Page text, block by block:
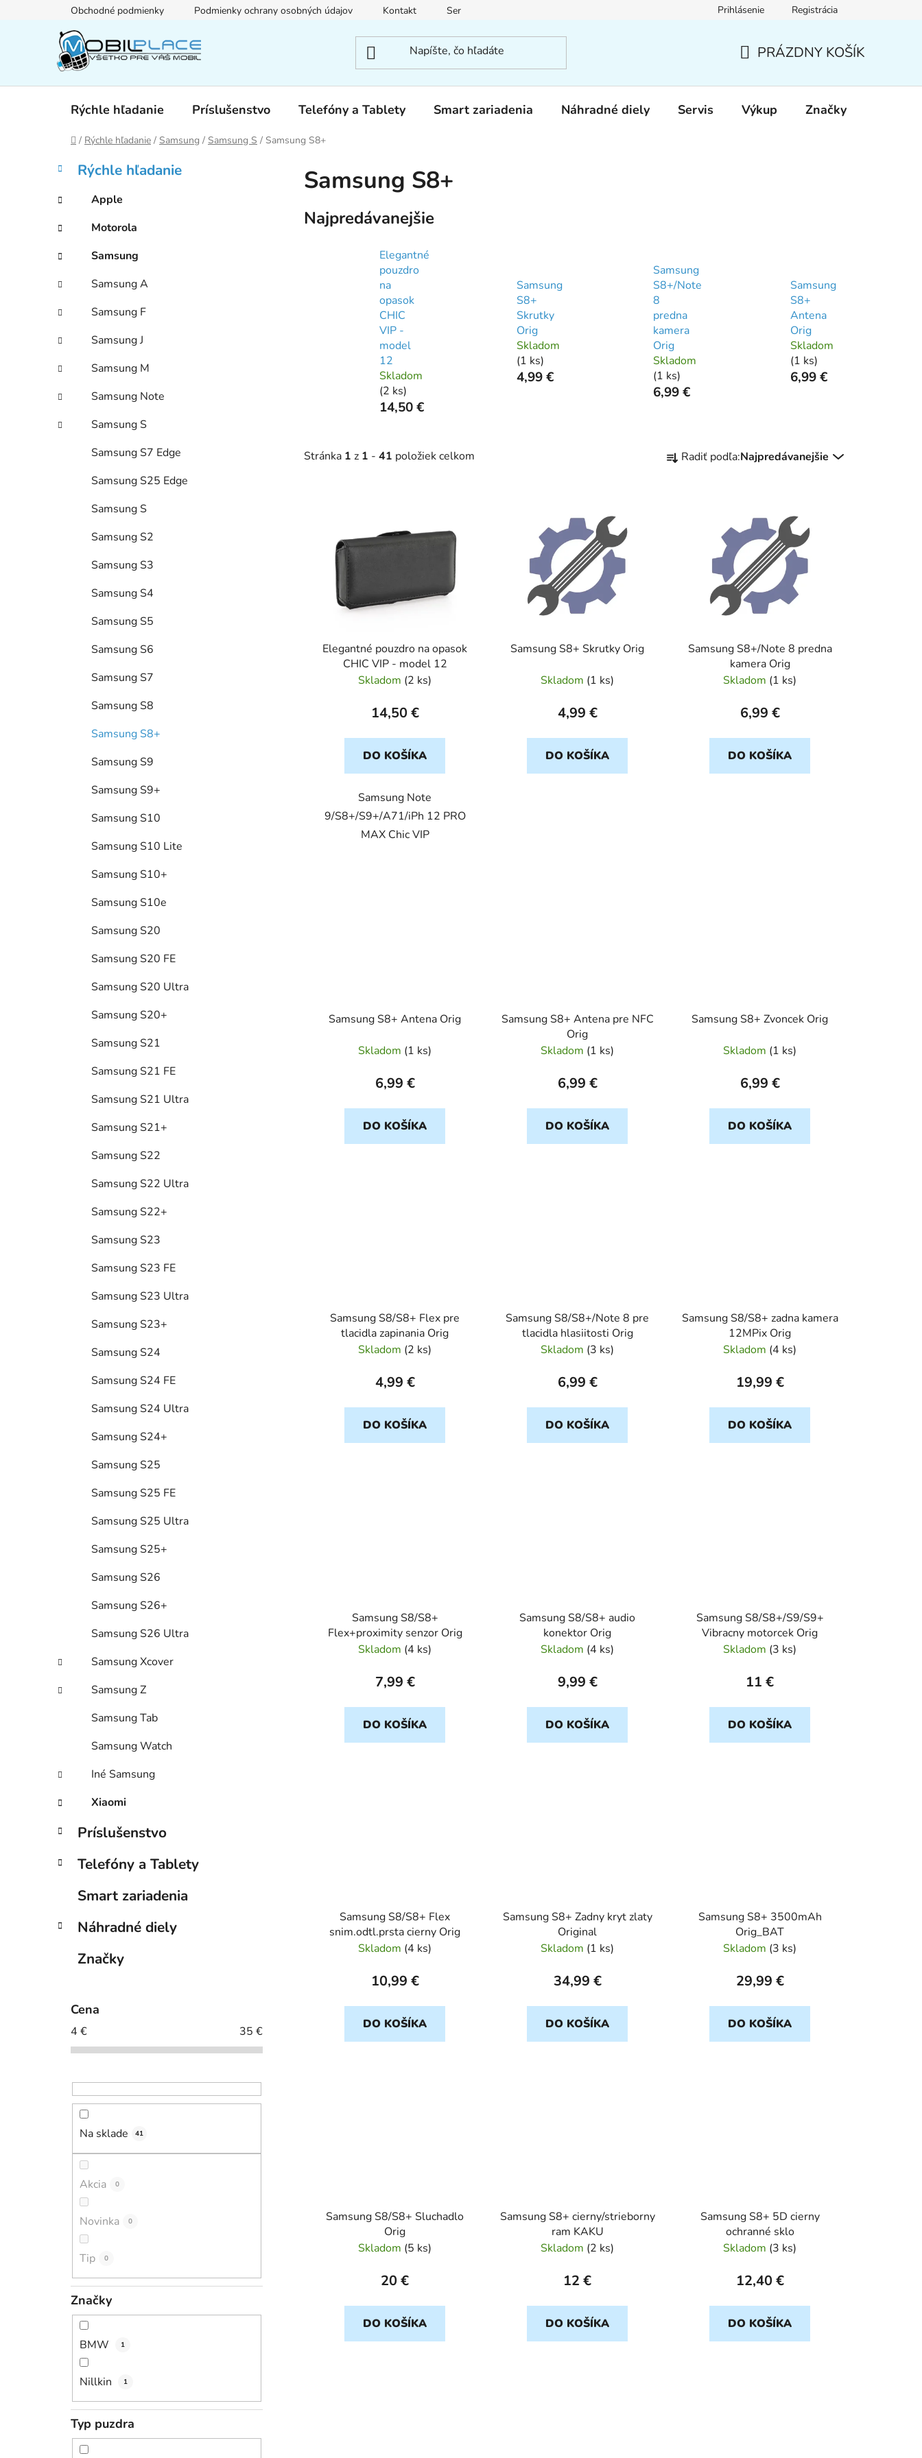
Obchodné podmienky Podmienky ochrany osobných údajov Kontakt Servis Prihlásenie Registrácia
KOŠÍK
PRÁZDNY KOŠÍK
Rýchle hľadanie Príslušenstvo Telefóny a Tablety Smart zariadenia Náhradné diely Servis Výkup Značky
Domov
/ Rýchle hľadanie / Samsung / Samsung S / Samsung S8+
B
č
ý
p
n
e
l
Preskočiť
kategórie
K
a
e
g
ó
r
e
Rýchle hľadanie
Apple
Motorola
Samsung
Samsung A
Samsung F
Samsung J
Samsung M
Samsung Note
Samsung S
Samsung S7 Edge
Samsung S25 Edge
Samsung S
Samsung S2
Samsung S3
Samsung S4
Samsung S5
Samsung S6
Samsung S7
Samsung S8
Samsung S8+
Samsung S9
Samsung S9+
Samsung S10
Samsung S10 Lite
Samsung S10+
Samsung S10e
Samsung S20
Samsung S20 FE
Samsung S20 Ultra
Samsung S20+
Samsung S21
Samsung S21 FE
Samsung S21 Ultra
Samsung S21+
Samsung S22
Samsung S22 Ultra
Samsung S22+
Samsung S23
Samsung S23 FE
Samsung S23 Ultra
Samsung S23+
Samsung S24
Samsung S24 FE
Samsung S24 Ultra
Samsung S24+
Samsung S25
Samsung S25 FE
Samsung S25 Ultra
Samsung S25+
Samsung S26
Samsung S26+
Samsung S26 Ultra
Samsung Xcover
Samsung Z
Samsung Tab
Samsung Watch
Iné Samsung
Xiaomi
Príslušenstvo
Telefóny a Tablety
Smart zariadenia
Náhradné diely
Značky
Cena
4 € 35 €
Na sklade 41
Akcia 0
Novinka 0
Tip 0
Značky
BMW 1
Nillkin 1
Typ puzdra
Samsung S8+
Najpredávanejšie
Elegantné
pouzdro
na
opasok
CHIC
VIP -
model
12
Skladom
(2 ks)
14,50 €
Samsung
S8+
Skrutky
Orig
Skladom
(1 ks)
4,99 €
Samsung
S8+/Note
8
predna
kamera
Orig
Skladom
(1 ks)
6,99 €
Samsung
S8+
Antena
Orig
Skladom
(1 ks)
6,99 €
Stránka 1 z 1 - 41 položiek celkom
a Radiť podľa:Najpredávanejšie
Elegantné pouzdro na opasok
CHIC VIP - model 12
Skladom (2 ks)
14,50 €
DO KOŠÍKA
Samsung Note
9/S8+/S9+/A71/iPh 12 PRO
MAX Chic VIP
Samsung S8+ Skrutky Orig
Skladom (1 ks)
4,99 €
DO KOŠÍKA
Samsung S8+/Note 8 predna
kamera Orig
Skladom (1 ks)
6,99 €
DO KOŠÍKA
Samsung S8+ Antena Orig
Skladom (1 ks)
6,99 €
DO KOŠÍKA
Samsung S8+ Antena pre NFC
Orig
Skladom (1 ks)
6,99 €
DO KOŠÍKA
Samsung S8+ Zvoncek Orig
Skladom (1 ks)
6,99 €
DO KOŠÍKA
Samsung S8/S8+ Flex pre
tlacidla zapinania Orig
Skladom (2 ks)
4,99 €
DO KOŠÍKA
Samsung S8/S8+/Note 8 pre
tlacidla hlasiitosti Orig
Skladom (3 ks)
6,99 €
DO KOŠÍKA
Samsung S8/S8+ zadna kamera
12MPix Orig
Skladom (4 ks)
19,99 €
DO KOŠÍKA
Samsung S8/S8+
Flex+proximity senzor Orig
Skladom (4 ks)
7,99 €
DO KOŠÍKA
Samsung S8/S8+ audio
konektor Orig
Skladom (4 ks)
9,99 €
DO KOŠÍKA
Samsung S8/S8+/S9/S9+
Vibracny motorcek Orig
Skladom (3 ks)
11 €
DO KOŠÍKA
Samsung S8/S8+ Flex
snim.odtl.prsta cierny Orig
Skladom (4 ks)
10,99 €
DO KOŠÍKA
Samsung S8+ Zadny kryt zlaty
Original
Skladom (1 ks)
34,99 €
DO KOŠÍKA
Samsung S8+ 3500mAh
Orig_BAT
Skladom (3 ks)
29,99 €
DO KOŠÍKA
Samsung S8/S8+ Sluchadlo
Orig
Skladom (5 ks)
20 €
DO KOŠÍKA
Samsung S8+ cierny/strieborny
ram KAKU
Skladom (2 ks)
12 €
DO KOŠÍKA
Samsung S8+ 5D cierny
ochranné sklo
Skladom (3 ks)
12,40 €
DO KOŠÍKA